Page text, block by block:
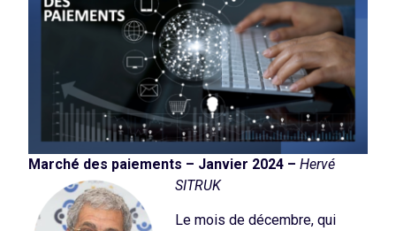
Marché des paiements – Janvier 2024 –Hervé
SITRUK
Le mois de décembre, qui